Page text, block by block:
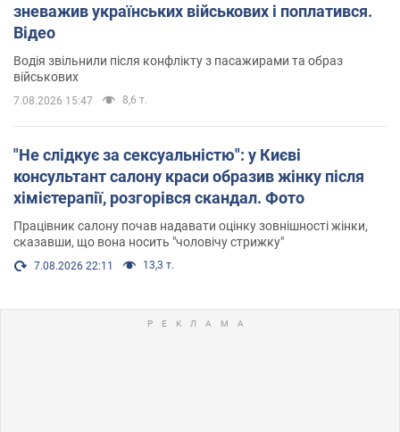
зневажив українських військових і поплатився.
Відео
Водія звільнили після конфлікту з пасажирами та образ
військових
7.08.2026 15:47 8,6 т.
"Не слідкує за сексуальністю": у Києві
консультант салону краси образив жінку після
хімієтерапії, розгорівся скандал. Фото
Працівник салону почав надавати оцінку зовнішності жінки,
сказавши, що вона носить "чоловічу стрижку"
7.08.2026 22:11 13,3 т.